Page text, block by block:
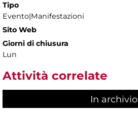
Tipo
Evento|Manifestazioni
Sito Web
Giorni di chiusura
Lun
Attività correlate
In archivio